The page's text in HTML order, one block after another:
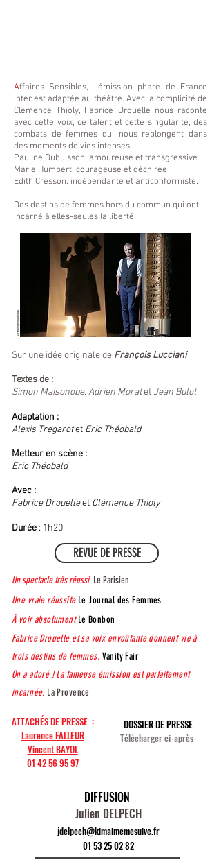
Affaires Sensibles, l’émission phare de France
Inter est adaptée au théâtre. Avec la complicité de
Clémence Thioly, Fabrice Drouelle nous raconte
avec cette voix, ce talent et cette singularité, des
combats de femmes qui nous replongent dans
des moments de vies intenses :
Pauline Dubuisson, amoureuse et transgressive
Marie Humbert, courageuse et déchirée
Edith Cresson, indépendante et anticonformiste.
Des destins de femmes hors du commun qui ont
incarné à elles-seules la liberté.
© Fabienne Rappeneau
Sur une idée originale de François Lucciani
Textes de :
Simon Maisonobe, Adrien Moratet Jean Bulot
Adaptation :
Alexis Tregarotet Eric Théobald
Metteur en scène :
Eric Théobald
Avec :
Fabrice Drouelleet Clémence Thioly
Durée : 1h20
REVUE DE PRESSE
Un spectacle très réussi Le Parisien
Une vraie réussite Le Journal des Femmes
À voir absolument Le Bonbon
Fabrice Drouelle et sa voix envoûtante donnent vie à
trois destins de femmes. Vanity Fair
On a adoré ! La fameuse émission est parfaitement
incarnée. La Provence
ATTACHÉS DE PRESSE :
Laurence FALLEUR
Vincent BAYOL
01 42 56 95 97
DOSSIER DE PRESSE
Téléchargerci-après
DIFFUSION
Julien DELPECH
jdelpech@kimaimemesuive.fr
01 53 25 02 82